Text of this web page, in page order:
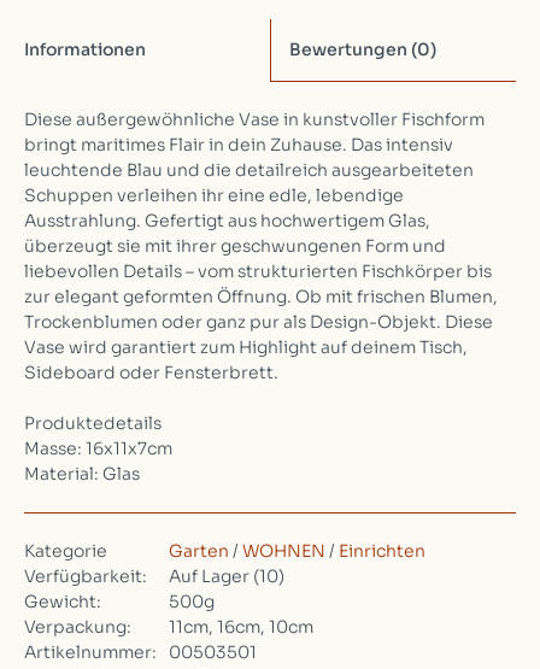
Informationen Bewertungen (0)
Diese außergewöhnliche Vase in kunstvoller Fischform
bringt maritimes Flair in dein Zuhause. Das intensiv
leuchtende Blau und die detailreich ausgearbeiteten
Schuppen verleihen ihr eine edle, lebendige
Ausstrahlung. Gefertigt aus hochwertigem Glas,
überzeugt sie mit ihrer geschwungenen Form und
liebevollen Details – vom strukturierten Fischkörper bis
zur elegant geformten Öffnung. Ob mit frischen Blumen,
Trockenblumen oder ganz pur als Design-Objekt. Diese
Vase wird garantiert zum Highlight auf deinem Tisch,
Sideboard oder Fensterbrett.
Produktedetails
Masse: 16x11x7cm
Material: Glas
Kategorie Garten / WOHNEN / Einrichten
Verfügbarkeit:
Auf Lager (10)
Gewicht:
500g
Verpackung:
11cm, 16cm, 10cm
Artikelnummer:
00503501